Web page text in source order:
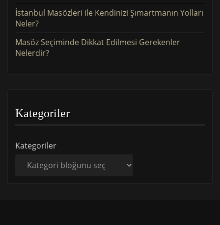
İstanbul Masözleri ile Kendinizi Şımartmanın Yolları
Neler?
Masöz Seçiminde Dikkat Edilmesi Gerekenler
Nelerdir?
Kategoriler
Kategoriler